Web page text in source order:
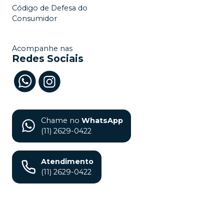
Código de Defesa do
Consumidor
Acompanhe nas
Redes Sociais
Chame no WhatsApp
(11) 2629-0422
Atendimento
(11) 2629-0422